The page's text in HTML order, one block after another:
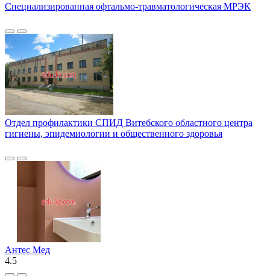
Специализированная офтальмо-травматологическая МРЭК
Отдел профилактики СПИД Витебского областного центра
гигиены, эпидемиологии и общественного здоровья
Антес Мед
4.5